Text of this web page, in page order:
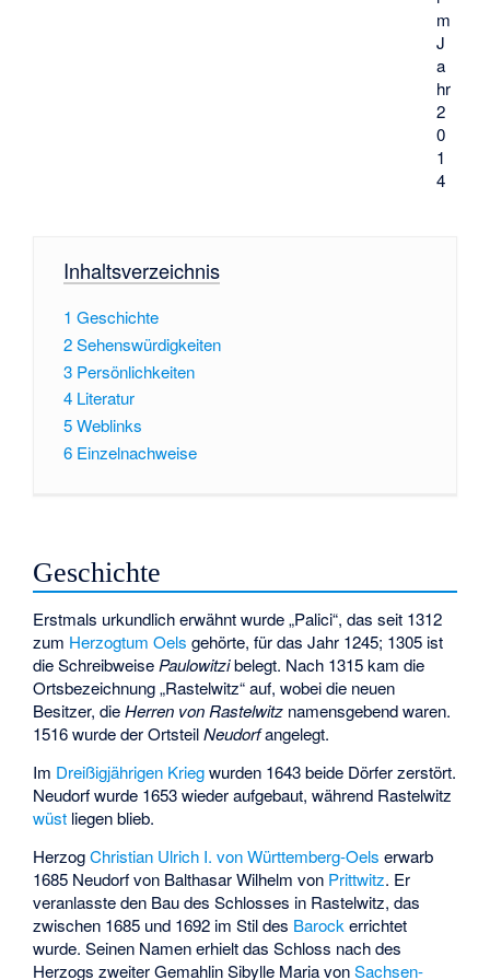
m
J
a
hr
2
0
1
4
Inhaltsverzeichnis
1 Geschichte
2Sehenswürdigkeiten
3 Persönlichkeiten
4 Literatur
5Weblinks
6 Einzelnachweise
Geschichte
Erstmals urkundlich erwähnt wurde „Palici“, das seit 1312
zum Herzogtum Oels gehörte, für das Jahr 1245; 1305 ist
die SchreibweisePaulowitzibelegt. Nach 1315 kam die
Ortsbezeichnung „Rastelwitz“ auf, wobei die neuen
Besitzer, dieHerren von Rastelwitz namensgebend waren.
1516 wurde der OrtsteilNeudorfangelegt.
Im Dreißigjährigen Kriegwurden 1643 beide Dörfer zerstört.
Neudorf wurde 1653 wieder aufgebaut, während Rastelwitz
wüst liegen blieb.
HerzogChristian Ulrich I. von Württemberg-Oels erwarb
1685 Neudorf von Balthasar Wilhelm von Prittwitz. Er
veranlasste den Bau des Schlosses in Rastelwitz, das
zwischen 1685 und 1692 im Stil des Barock errichtet
wurde. Seinen Namen erhielt das Schloss nach des
Herzogs zweiter Gemahlin Sibylle Maria vonSachsen-